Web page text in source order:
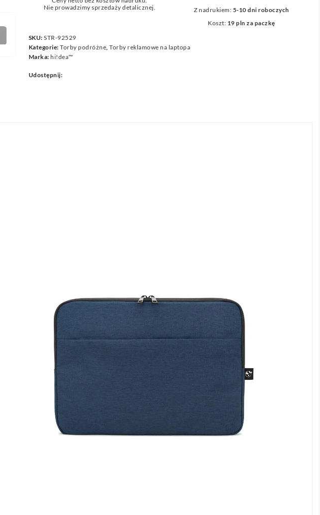
Nie prowadzimy sprzedaży detalicznej.
Z nadrukiem: 5-10 dni roboczych
Koszt: 19 pln za paczkę
SKU:STR-92529
Kategorie:Torby podróżne,Torby reklamowe na laptopa
Marka:hi!dea™
Udostępnij: